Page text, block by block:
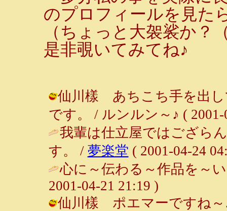
のプロフィールを見た
（ちょっと大袈裟か？
是非覗いてみてね♪
仙川樣 あちこち手を出し
です。 / ルンルン～♪ ( 2001-
我輩は仕立屋ではござら
す。 / 夢楽堂 ( 2001-04-24
心に～伝わる～作品を～
2001-04-21 21:19 )
仙川樣 ポエマーですね～